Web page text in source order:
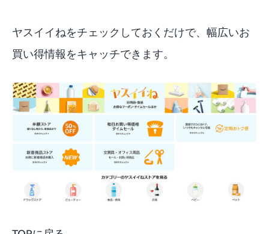
ヤスイイねをチェックしておくだけで、幅広いお
買い得情報をキャッチできます。